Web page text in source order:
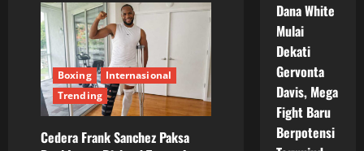
Baru
Tinju
Dunia
Dimulai,
BOXXER
Resmi
Bergabung
dengan
DAZN
Boxing
Internasional
Trending
Cedera Frank Sanchez Paksa
Dana White
Mulai
Dekati
Gervonta
Davis, Mega
Fight Baru
Berpotensi